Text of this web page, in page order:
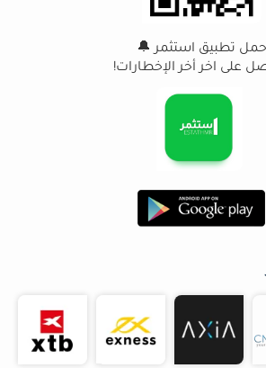
حمل تطبيق استثمر 🔔
على اخر أخر الإخطارات!